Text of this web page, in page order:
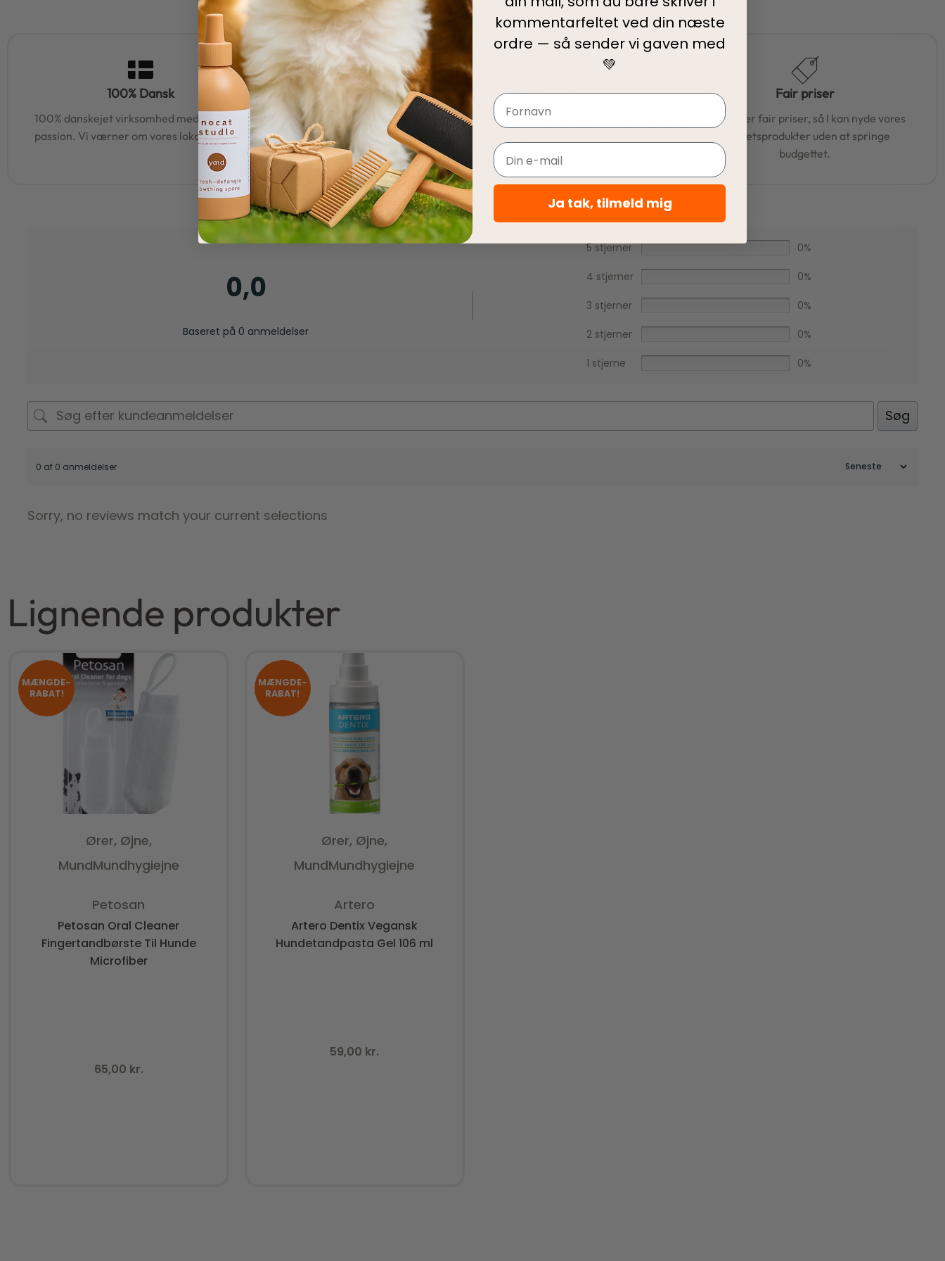
100% Dansk
100% danskejet virksomhed med hjerte og
passion. Vi værner om vores lokale rødder
Hurtig levering
95% af alle ordrer pakkes og afsendes
samme dag som du bestiller.
5-Stjernet kundeservice
Vi har topscore på både Facebook, Google
Fair priser
Vi tilbyder fair priser, så I kan nyde vores
kvalitetsprodukter uden at springe
budgettet.
0,0
Baseret på 0 anmeldelser
5 stjerner 0%
4 stjerner 0%
3 stjerner 0%
2 stjerner 0%
1 stjerne 0%
Søg
0 af 0 anmeldelser
Sorry, no reviews match your current selections
Lignende produkter
MÆNGDE-
RABAT!
Ører, Øjne,
MundMundhygiejne
Petosan
Petosan Oral Cleaner
Fingertandbørste Til Hunde
Microfiber
65,00 kr.
MÆNGDE-
RABAT!
Ører, Øjne,
MundMundhygiejne
Artero
Artero Dentix Vegansk
Hundetandpasta Gel 106 ml
59,00 kr.
kommentarfeltet ved din næste
ordre — så sender vi gaven med
💚
Navn
Email
Ja tak, tilmeld mig